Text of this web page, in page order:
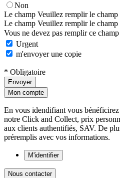
Non
Le champ Veuillez remplir le
Le champ Veuillez remplir le
Vous ne devez pas remplir ce
Urgent
m'envoyer une copie
* Obligatoire
Envoyer
Mon compte
En vous idendifiant vous
notre Click and Collect, prix
aux clients authentifiés, SAV. De
préremplis avec vos informations.
M'identifier
Nous contacter